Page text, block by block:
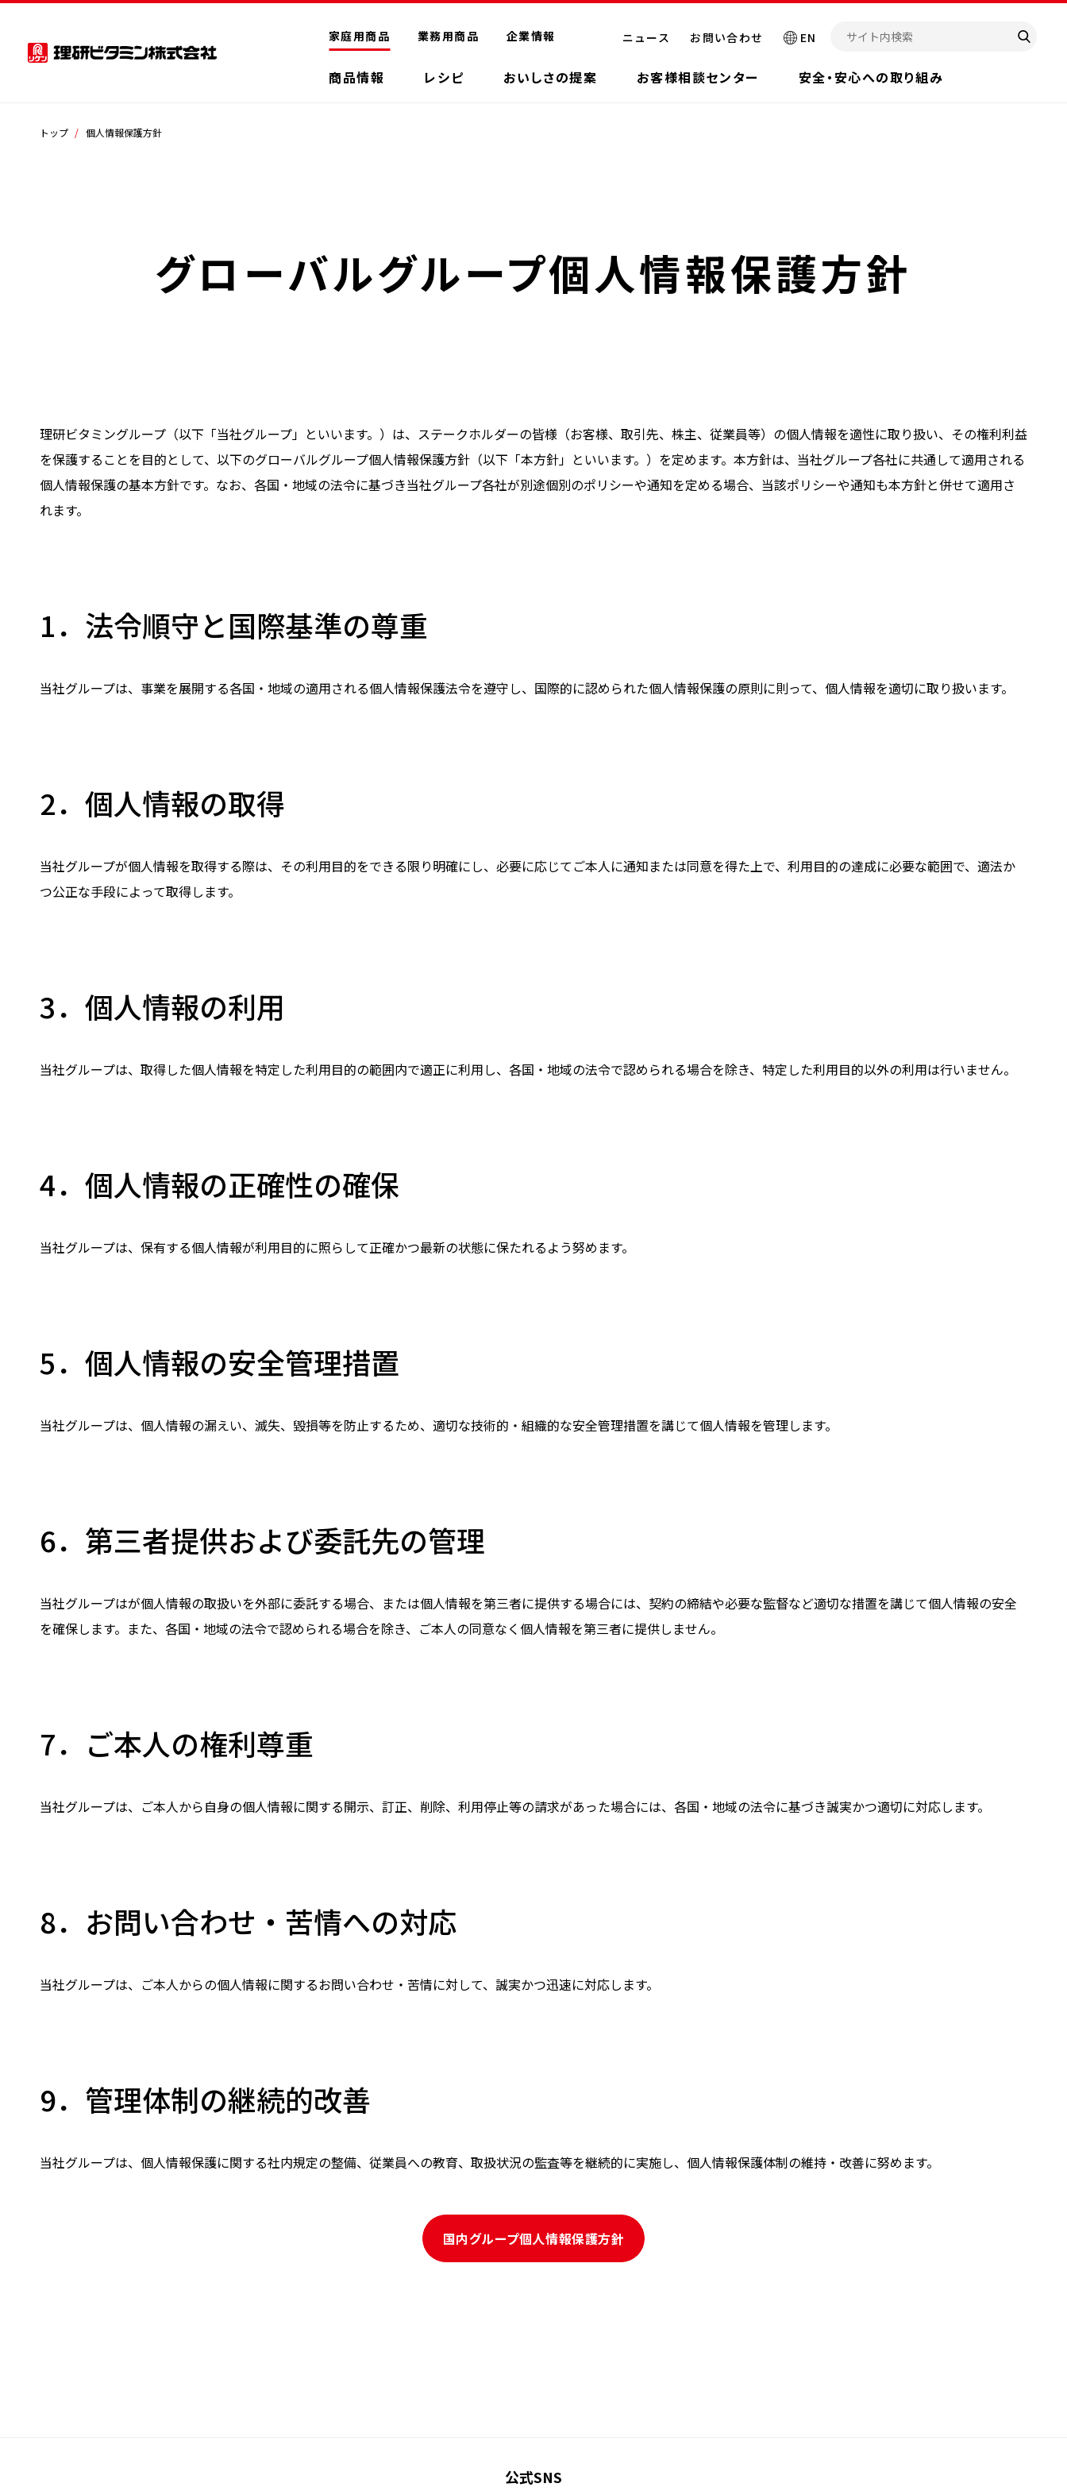
家庭用商品 業務用商品 企業情報 ニュース お問い合わせ EN
商品情報 レシピ おいしさの提案 お客様相談センター 安全・安心への取り組み
トップ 個人情報保護方針
グローバルグループ個人情報保護方針
理研ビタミングループ（以下「当社グループ」といいます。）は、ステークホルダーの皆様（お客様、取引先、株主、従業員等）の個人情報を適性に取り扱い、その権利利益
を保護することを目的として、以下のグローバルグループ個人情報保護方針（以下「本方針」といいます。）を定めます。本方針は、当社グループ各社に共通して適用される
個人情報保護の基本方針です。なお、各国・地域の法令に基づき当社グループ各社が別途個別のポリシーや通知を定める場合、当該ポリシーや通知も本方針と併せて適用さ
れます。
1．法令順守と国際基準の尊重
当社グループは、事業を展開する各国・地域の適用される個人情報保護法令を遵守し、国際的に認められた個人情報保護の原則に則って、個人情報を適切に取り扱います。
2．個人情報の取得
当社グループが個人情報を取得する際は、その利用目的をできる限り明確にし、必要に応じてご本人に通知または同意を得た上で、利用目的の達成に必要な範囲で、適法か
つ公正な手段によって取得します。
3．個人情報の利用
当社グループは、取得した個人情報を特定した利用目的の範囲内で適正に利用し、各国・地域の法令で認められる場合を除き、特定した利用目的以外の利用は行いません。
4．個人情報の正確性の確保
当社グループは、保有する個人情報が利用目的に照らして正確かつ最新の状態に保たれるよう努めます。
5．個人情報の安全管理措置
当社グループは、個人情報の漏えい、滅失、毀損等を防止するため、適切な技術的・組織的な安全管理措置を講じて個人情報を管理します。
6．第三者提供および委託先の管理
当社グループはが個人情報の取扱いを外部に委託する場合、または個人情報を第三者に提供する場合には、契約の締結や必要な監督など適切な措置を講じて個人情報の安全
を確保します。また、各国・地域の法令で認められる場合を除き、ご本人の同意なく個人情報を第三者に提供しません。
7．ご本人の権利尊重
当社グループは、ご本人から自身の個人情報に関する開示、訂正、削除、利用停止等の請求があった場合には、各国・地域の法令に基づき誠実かつ適切に対応します。
8．お問い合わせ・苦情への対応
当社グループは、ご本人からの個人情報に関するお問い合わせ・苦情に対して、誠実かつ迅速に対応します。
9．管理体制の継続的改善
当社グループは、個人情報保護に関する社内規定の整備、従業員への教育、取扱状況の監査等を継続的に実施し、個人情報保護体制の維持・改善に努めます。
国内グループ個人情報保護方針
公式SNS